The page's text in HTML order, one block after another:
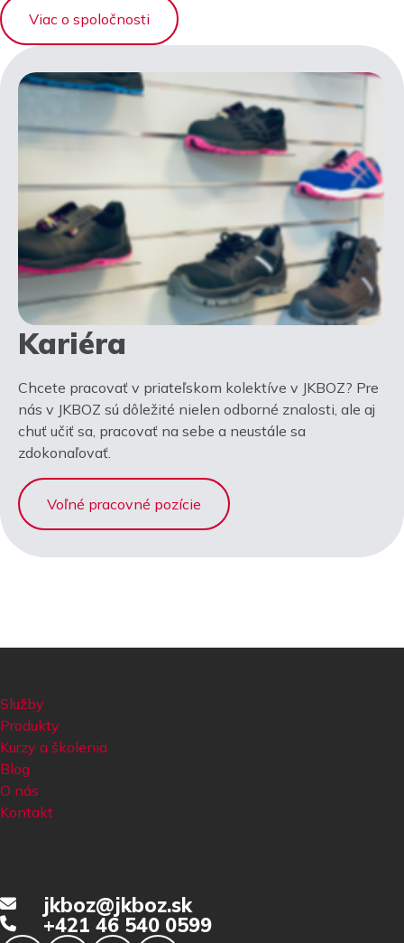
Viac o spoločnosti
Kariéra
Chcete pracovať v priateľskom kolektíve v JKBOZ? Pre
nás v JKBOZ sú dôležité nielen odborné znalosti, ale aj
chuť učiť sa, pracovať na sebe a neustále sa
zdokonaľovať.
Voľné pracovné pozície
Služby
Produkty
Kurzy a školenia
Blog
O nás
Kontakt
jkboz@jkboz.sk
+421 46 540 0599